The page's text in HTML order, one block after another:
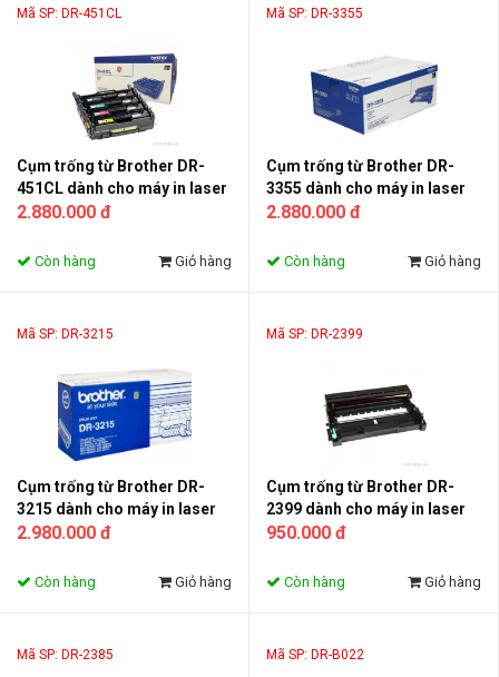
Mã SP: DR-451CL
Cụm trống từ Brother DR-
451CL dành cho máy in laser
(Drum DR-451CL)
2.880.000 đ
Còn hàng Giỏ hàng
Mã SP: DR-3355
Cụm trống từ Brother DR-
3355 dành cho máy in laser
(Drum DR-3355)
2.880.000 đ
Còn hàng Giỏ hàng
Mã SP: DR-3215
Cụm trống từ Brother DR-
3215 dành cho máy in laser
(Drum DR-3215)
2.980.000 đ
Còn hàng Giỏ hàng
Mã SP: DR-2399
Cụm trống từ Brother DR-
2399 dành cho máy in laser
(DrumDR-2399)
950.000 đ
Còn hàng Giỏ hàng
Mã SP: DR-2385 Mã SP: DR-B022